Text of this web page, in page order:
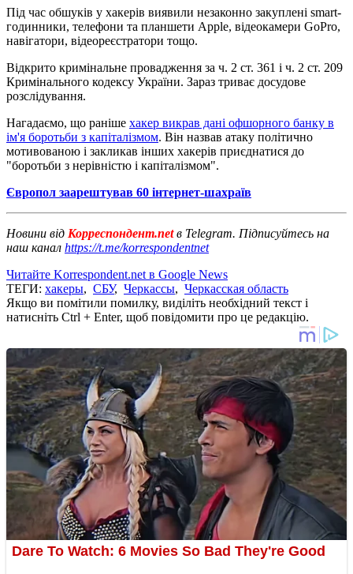
Під час обшуків у хакерів виявили незаконно закуплені smart-
годинники, телефони та планшети Apple, відеокамери GoPro,
навігатори, відеореєстратори тощо.
Відкрито кримінальне провадження за ч. 2 ст. 361 і ч. 2 ст. 209
Кримінального кодексу України. Зараз триває досудове
розслідування.
Нагадаємо, що раніше хакер викрав дані офшорного банку в
ім'я боротьби з капіталізмом. Він назвав атаку політично
мотивованою і закликав інших хакерів приєднатися до
"боротьби з нерівністю і капіталізмом".
Європол заарештував 60 інтернет-шахраїв
Новини від Корреспондент.netв Telegram. Підписуйтесь на
наш канал https://t.me/korrespondentnet
Читайте Korrespondent.net в Google News
ТЕГИ: хакеры, СБУ, Черкассы, Черкасская область
Якщо ви помітили помилку, виділіть необхідний текст і
натисніть Ctrl + Enter, щоб повідомити про це редакцію.